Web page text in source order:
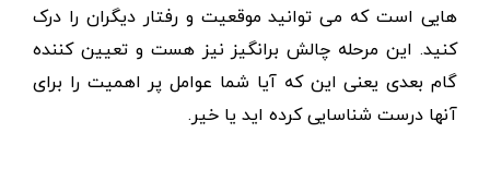
هایی است که می توانید موقعیت و رفتار دیگران را درک
کنید. این مرحله چالش برانگیز نیز هست و تعیین کننده
گام بعدی یعنی این که آیا شما عوامل پر اهمیت را برای
آنها درست شناسایی کرده اید یا خیر.